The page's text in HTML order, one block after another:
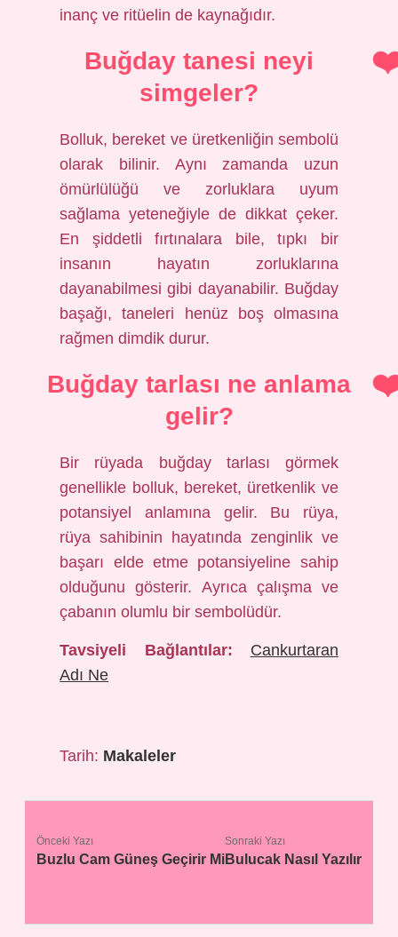
inanç ve ritüelin de kaynağıdır.
Buğday tanesi neyi
simgeler?
Bolluk, bereket ve üretkenliğin sembolü
olarak bilinir. Aynı zamanda uzun
ömürlülüğü ve zorluklara uyum
sağlama yeteneğiyle de dikkat çeker.
En şiddetli fırtınalara bile, tıpkı bir
insanın hayatın zorluklarına
dayanabilmesi gibi dayanabilir. Buğday
başağı, taneleri henüz boş olmasına
rağmen dimdik durur.
Buğday tarlası ne anlama
gelir?
Bir rüyada buğday tarlası görmek
genellikle bolluk, bereket, üretkenlik ve
potansiyel anlamına gelir. Bu rüya,
rüya sahibinin hayatında zenginlik ve
başarı elde etme potansiyeline sahip
olduğunu gösterir. Ayrıca çalışma ve
çabanın olumlu bir sembolüdür.
Tavsiyeli Bağlantılar:
Cankurtaran
Adı Ne
Tarih: Makaleler
Önceki Yazı
Buzlu Cam Güneş Geçirir Mi
Sonraki Yazı
Bulucak Nasıl Yazılır